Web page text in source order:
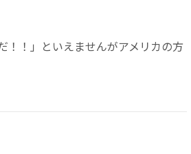
！！」といえませんがアメリカの方